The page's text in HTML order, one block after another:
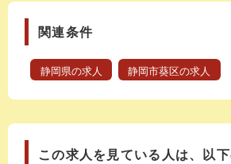
関連条件
静岡県の求人 静岡市葵区の求人
この求人を見ている人は、以